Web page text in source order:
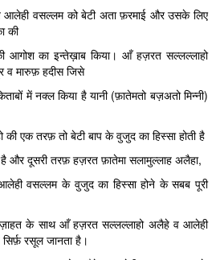
वसल्लम को बेटी अता फ़रमाई और उसके लिए
की
आगोश का इन्तेख़ाब किया। आँ हज़रत सल्लल्लाहो
मारुफ़ हदीस जिसे
में नक्ल किया है यानी (फ़ातेमतो बज़अतो मिन्नी)
एक तरफ़ तो बेटी बाप के वुजुद का हिस्सा होती है
है और दूसरी तरफ़ हज़रत फ़ातेमा सलामुल्लाह अलैहा,
वसल्लम के वुजुद का हिस्सा होने के सबब पूरी
के साथ आँ हज़रत सल्लल्लाहो अलैहे व आलेही
रसूल जानता है।